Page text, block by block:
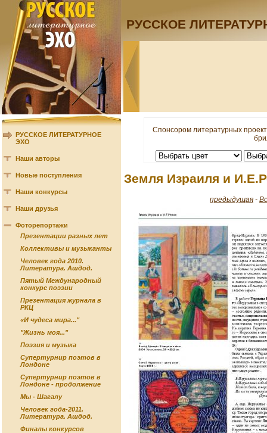
РУССКОЕ
РУССКОЕ ЛИТЕРАТУРНОЕ
ЭХО
Наши авторы
Новые поступления
Наши конкурсы
Наши друзья
Фоторепортажи
Презентации разных лет
Коллективы и музыканты
Человек года 2010.
Литература. Ашдод.
Пятый Международный
конкурс поэзии
Презентация журнала в
РКЦ
«И чудеса мира..."
"Жизнь моя..."
Поэзия и музыка
Супертурнир поэтов в
Лондоне
Супертурнир поэтов в
Лондоне - продолжение
Мы - Шагалу
Человек года-2011.
Литература. Ашдод.
Финалы конкурсов
Спонсором литературных
Земля Израиля и
предыдущая -